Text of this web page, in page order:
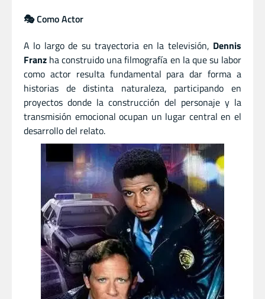
🎭 Como Actor
A lo largo de su trayectoria en la televisión, Dennis
Franz ha construido una filmografía en la que su labor
como actor resulta fundamental para dar forma a
historias de distinta naturaleza, participando en
proyectos donde la construcción del personaje y la
transmisión emocional ocupan un lugar central en el
desarrollo del relato.